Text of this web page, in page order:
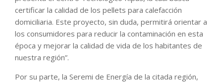
certificar la calidad de los pellets para calefacción
domiciliaria. Este proyecto, sin duda, permitirá orientar a
los consumidores para reducir la contaminación en esta
época y mejorar la calidad de vida de los habitantes de
nuestra región”.
Por su parte, la Seremi de Energía de la citada región,